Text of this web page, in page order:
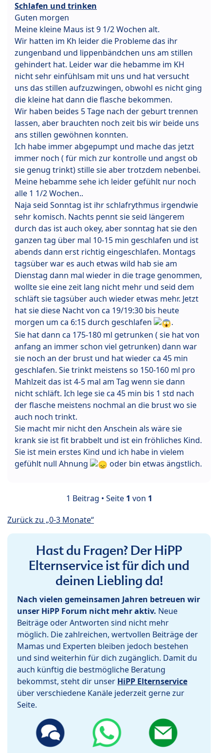
Schlafen und trinken
Guten morgen
Meine kleine Maus ist 9 1/2 Wochen alt.
Wir hatten im Kh leider die Probleme das ihr
zungenband und lippenbändchen uns am stillen
gehindert hat. Leider war die hebamme im KH
nicht sehr einfühlsam mit uns und hat versucht
uns das stillen aufzuzwingen, obwohl es nicht ging
die kleine hat dann die flasche bekommen.
Wir haben beides 5 Tage nach der geburt trennen
lassen, aber brauchten noch zeit bis wir beide uns
ans stillen gewöhnen konnten.
Ich habe immer abgepumpt und mache das jetzt
immer noch ( für mich zur kontrolle und angst ob
sie genug trinkt) stille sie aber trotzdem nebenbei.
Meine hebamme sehe ich leider gefühlt nur noch
alle 1 1/2 Wochen..
Naja seid Sonntag ist ihr schlafrythmus irgendwie
sehr komisch. Nachts pennt sie seid längerem
durch das ist auch okey, aber sonntag hat sie den
ganzen tag über mal 10-15 min geschlafen und ist
abends dann erst richtig eingeschlafen. Montags
tagsüber war es auch etwas wild hab sie am
Dienstag dann mal wieder in die trage genommen,
wollte sie eine zeit lang nicht mehr und seid dem
schläft sie tagsüber auch wieder etwas mehr. Jetzt
hat sie diese Nacht von ca 19/19:30 bis heute
morgen um ca 6:15 durch geschlafen
.
Sie hat dann ca 175-180 ml getrunken ( sie hat von
anfang an immer schon viel getrunken) dann war
sie noch an der brust und hat wieder ca 45 min
geschlafen. Sie trinkt meistens so 150-160 ml pro
Mahlzeit das ist 4-5 mal am Tag wenn sie dann
nicht schläft. Ich lege sie ca 45 min bis 1 std nach
der flasche meistens nochmal an die brust wo sie
auch noch trinkt.
Sie macht mir nicht den Anschein als wäre sie
krank sie ist fit brabbelt und ist ein fröhliches Kind.
Sie ist mein erstes Kind und ich habe in vielem
gefühlt null Ahnung
oder bin etwas ängstlich.
1 Beitrag • Seite 1 von 1
Zurück zu „0-3 Monate“
Hast du Fragen? Der HiPP
Elternservice ist für dich und
deinen Liebling da!
Nach vielen gemeinsamen Jahren betreuen wir
unser HiPP Forum nicht mehr aktiv. Neue
Beiträge oder Antworten sind nicht mehr
möglich. Die zahlreichen, wertvollen Beiträge der
Mamas und Experten bleiben jedoch bestehen
und sind weiterhin für dich zugänglich. Damit du
auch künftig die bestmögliche Beratung
bekommst, steht dir unser HiPP Elternservice
über verschiedene Kanäle jederzeit gerne zur
Seite.